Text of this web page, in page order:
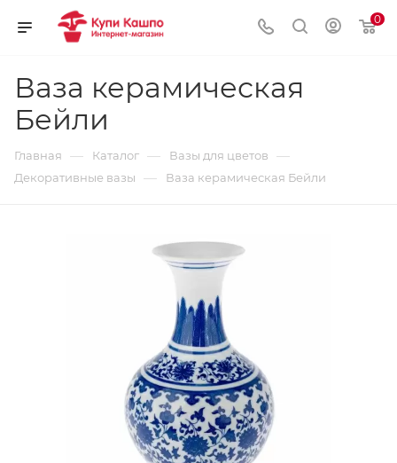
0
Ваза керамическая
Бейли
Главная — Каталог — Вазы для цветов —
Декоративные вазы — Ваза керамическая Бейли